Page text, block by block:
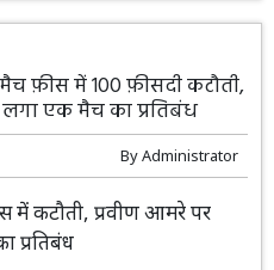
फ़ीस में 100 फ़ीसदी कटौती,
एक मैच का प्रतिबंध
ByAdministrator
में कटौती, प्रवीण आमरे पर
प्रतिबंध